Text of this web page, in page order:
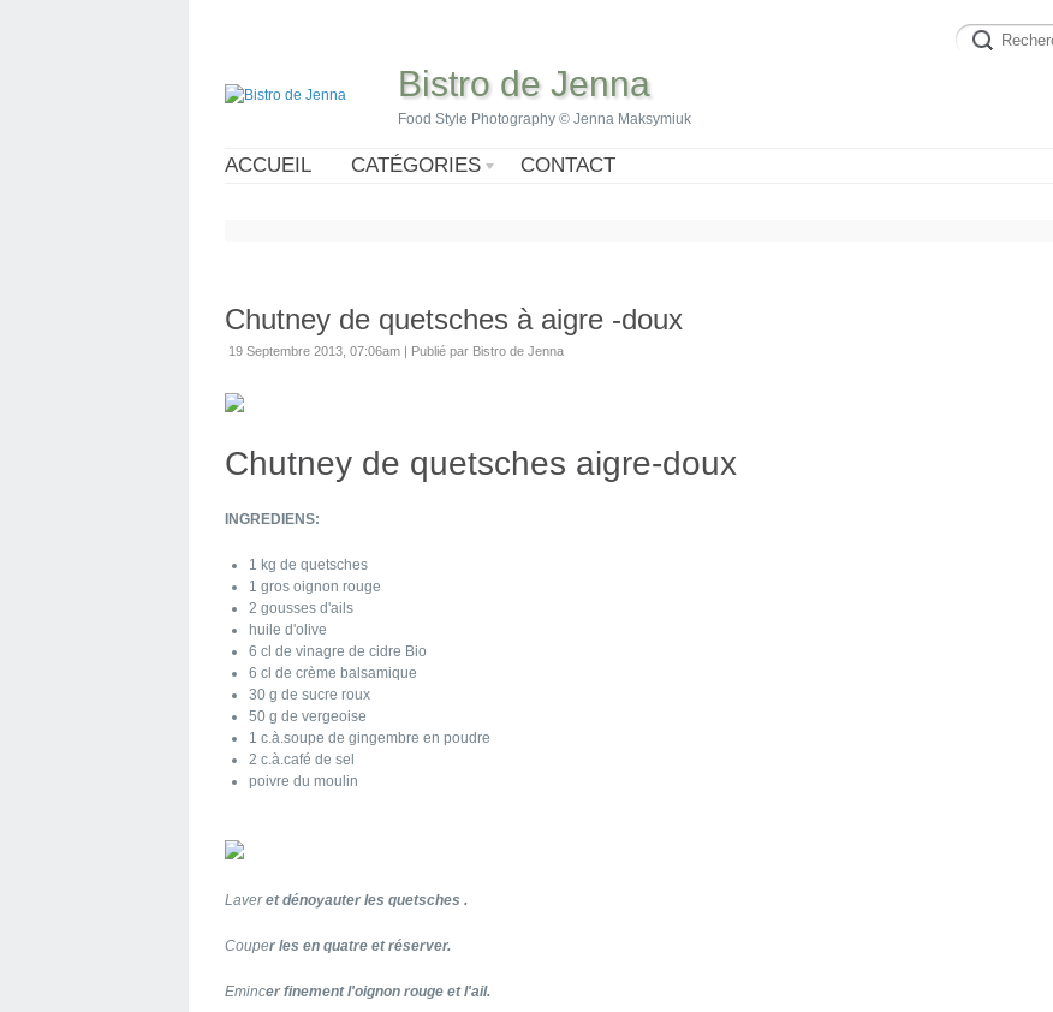
Bistro de Jenna
Food Style Photography © Jenna Maksymiuk
ACCUEIL CATÉGORIES CONTACT
Chutney de quetsches à aigre -doux
19 Septembre 2013, 07:06am | Publié par Bistro de Jenna
Chutney de quetsches aigre-doux
INGREDIENS:
1 kg de quetsches
1 gros oignon rouge
2 gousses d'ails
huile d'olive
6 cl de vinagre de cidre Bio
6 cl de crème balsamique
30 g de sucre roux
50 g de vergeoise
1 c.à.soupe de gingembre en poudre
2 c.à.café de sel
poivre du moulin
Laveret dénoyauter les quetsches .
Couper les en quatre et réserver.
Emincer finement l'oignon rouge et l'ail.